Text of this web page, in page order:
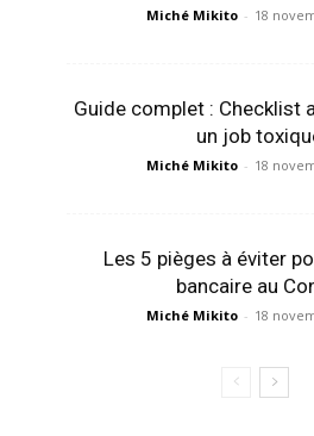
Miché Mikito - 18
Guide complet : Checklist
un job
Miché Mikito - 18
Les 5 pièges à éviter
bancaire au
Miché Mikito - 18